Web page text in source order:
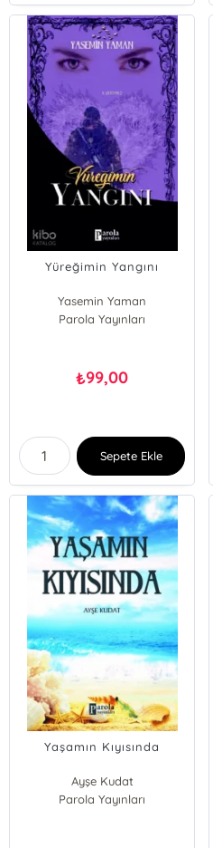
Yüreğimin Yangını
Yasemin Yaman
Parola Yayınları
₺99,00
Sepete Ekle
Yaşamın Kıyısında
Ayşe Kudat
Parola Yayınları